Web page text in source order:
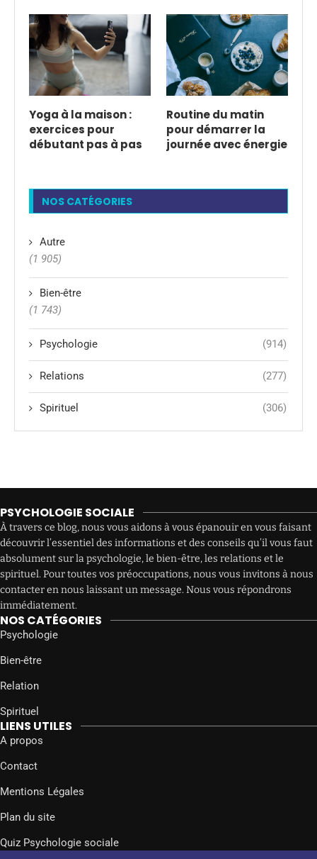
Yoga à la maison :
exercices pour
débutant pas à pas
Routine du matin
pour démarrer la
journée avec énergie
NOS CATÉGORIES
Autre
(1 905)
Bien-être
(1 743)
Psychologie (914)
Relations (277)
Spirituel (306)
PSYCHOLOGIE SOCIALE
À travers ce blog, nous vous aidons à vous épanouir en vous faisant
découvrir l’essentiel des informations et des conseils qu’il vous faut
absolument sur la psychologie, le bien-être, les relations et le
spirituel. Pour toutes vos préoccupations, nous vous invitons à nous
contacter en nous laissant un message. Nous vous répondrons
immédiatement.
NOS CATÉGORIES
Psychologie
Bien-être
Relation
Spirituel
LIENS UTILES
A propos
Contact
Mentions Légales
Plan du site
Quiz Psychologie sociale